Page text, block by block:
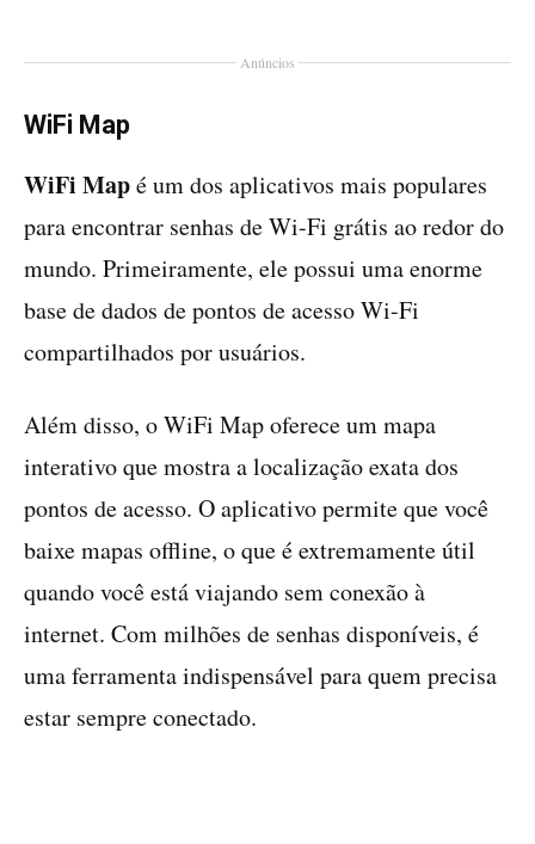
Anúncios
WiFi Map
WiFi Mapé um dos aplicativos mais populares
para encontrar senhas de Wi-Fi grátis ao redor do
mundo. Primeiramente, ele possui uma enorme
base de dados de pontos de acesso Wi-Fi
compartilhados por usuários.
Além disso, o WiFi Map oferece um mapa
interativo que mostra a localização exata dos
pontos de acesso. O aplicativo permite que você
baixe mapas offline, o que é extremamente útil
quando você está viajando sem conexão à
internet. Com milhões de senhas disponíveis, é
uma ferramenta indispensável para quem precisa
estar sempre conectado.